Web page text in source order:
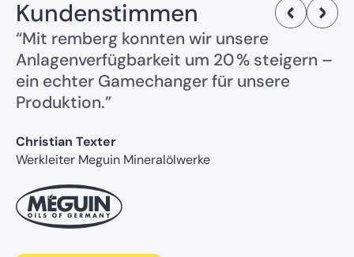
Kundenstimmen
“Mit remberg konnten wir unsere
Anlagenverfügbarkeit um 20 % steigern –
ein echter Gamechanger für unsere
Produktion.”
Christian Texter
Werkleiter Meguin Mineralölwerke